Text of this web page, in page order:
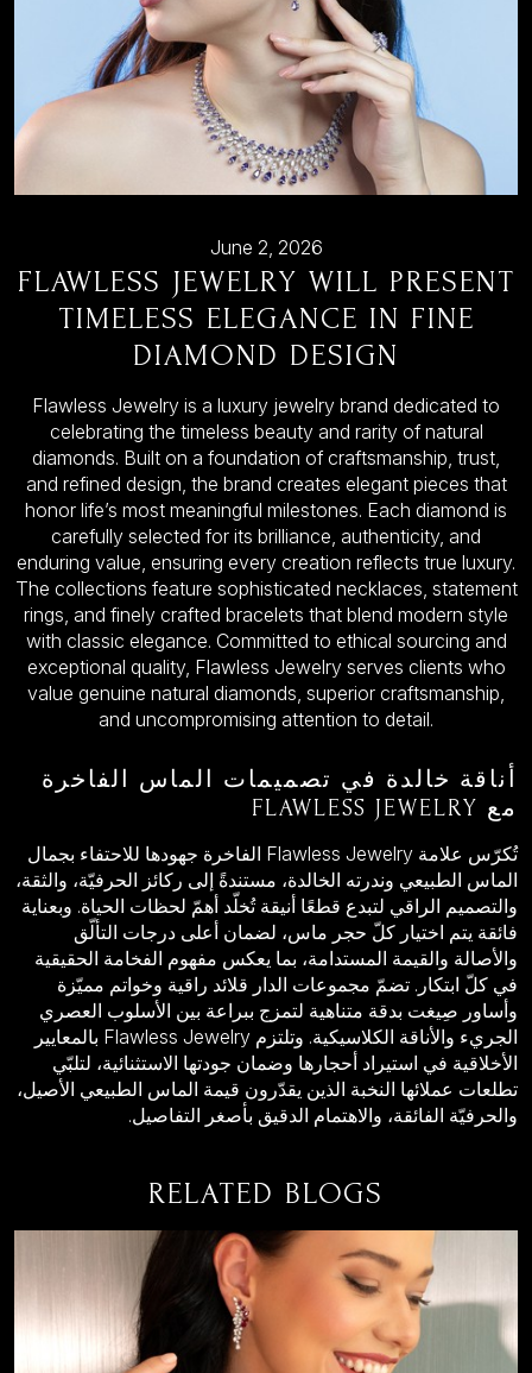
June 2, 2026
FLAWLESS JEWELRY WILL PRESENT
TIMELESS ELEGANCE IN FINE
DIAMOND DESIGN
Flawless Jewelry is a luxury jewelry brand dedicated to
celebrating the timeless beauty and rarity of natural
diamonds. Built on a foundation of craftsmanship, trust,
and refined design, the brand creates elegant pieces that
honor life’s most meaningful milestones. Each diamond is
carefully selected for its brilliance, authenticity, and
enduring value, ensuring every creation reflects true luxury.
The collections feature sophisticated necklaces, statement
rings, and finely crafted bracelets that blend modern style
with classic elegance. Committed to ethical sourcing and
exceptional quality, Flawless Jewelry serves clients who
value genuine natural diamonds, superior craftsmanship,
and uncompromising attention to detail.
أناقة خالدة في تصميمات الماس الفاخرة
مع FLAWLESS JEWELRY
تُكرّس علامة Flawless Jewelry الفاخرة جهودها للاحتفاء بجمال
الماس الطبيعي وندرته الخالدة، مستندةً إلى ركائز الحرفيّة، والثقة،
والتصميم الراقي لتبدع قطعًا أنيقة تُخلّد أهمّ لحظات الحياة. وبعناية
فائقة يتم اختيار كلّ حجر ماس، لضمان أعلى درجات التألّق
والأصالة والقيمة المستدامة، بما يعكس مفهوم الفخامة الحقيقية
في كلّ ابتكار. تضمّ مجموعات الدار قلائد راقية وخواتم مميّزة
وأساور صِيغت بدقة متناهية لتمزج ببراعة بين الأسلوب العصري
الجريء والأناقة الكلاسيكية. وتلتزم Flawless Jewelry بالمعايير
الأخلاقية في استيراد أحجارها وضمان جودتها الاستثنائية، لتلبّي
تطلعات عملائها النخبة الذين يقدّرون قيمة الماس الطبيعي الأصيل،
والحرفيّة الفائقة، والاهتمام الدقيق بأصغر التفاصيل.
RELATED BLOGS